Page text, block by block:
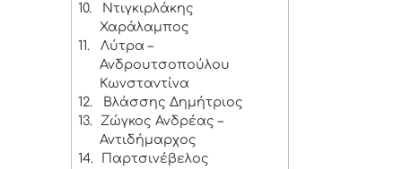
10.
Ντιγκιρλάκης
Χαράλαμπος
11.
Λύτρα –
Ανδρουτσοπούλου
Κωνσταντίνα
12.
Βλάσσης Δημήτριος
13. Ζώγκος Ανδρέας –
Αντιδήμαρχος
14.
Παρτσινέβελος